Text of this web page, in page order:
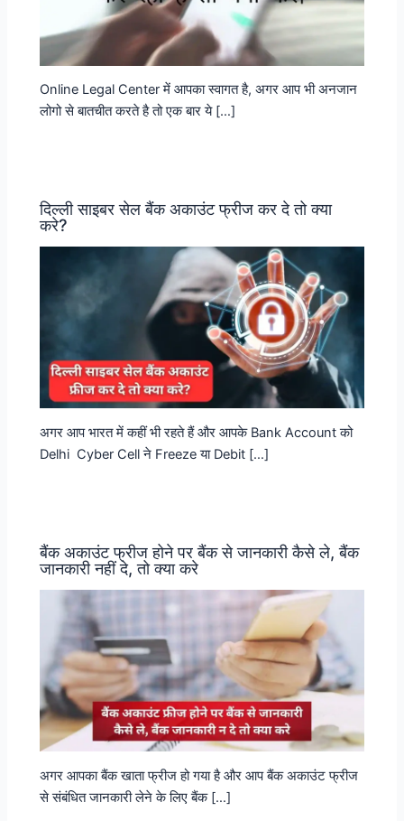
Online Legal Center में आपका स्वागत है, अगर आप भी अनजान
लोगो से बातचीत करते है तो एक बार ये […]
दिल्ली साइबर सेल बैंक अकाउंट फ्रीज कर दे तो क्या
करे?
अगर आप भारत में कहीं भी रहते हैं और आपके Bank Account को
Delhi Cyber Cell ने Freeze या Debit […]
बैंक अकाउंट फ्रीज होने पर बैंक से जानकारी कैसे ले, बैंक
जानकारी नहीं दे, तो क्या करे
अगर आपका बैंक खाता फ्रीज हो गया है और आप बैंक अकाउंट फ्रीज
से संबंधित जानकारी लेने के लिए बैंक […]